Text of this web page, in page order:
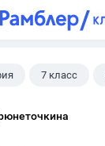
7 класс